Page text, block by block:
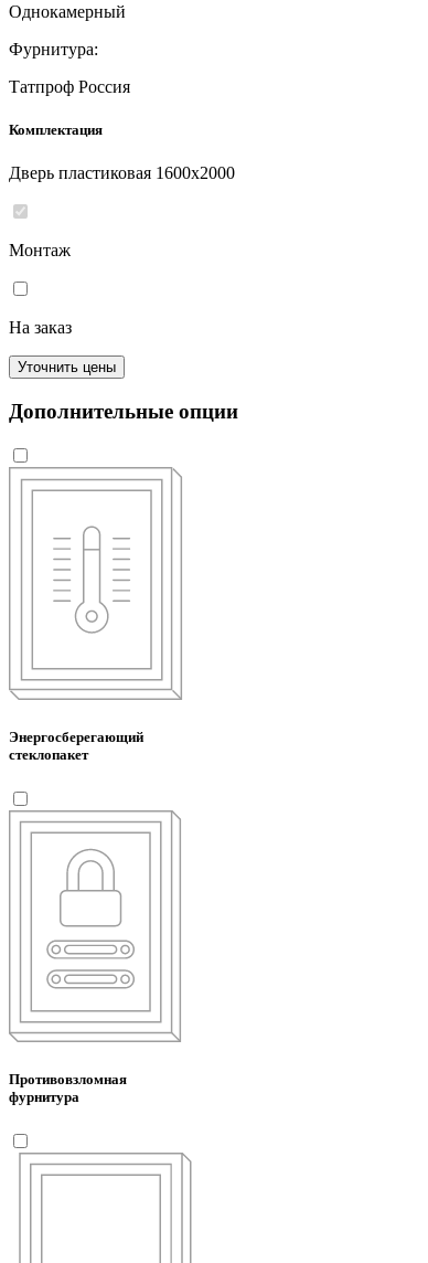
Однокамерный
Фурнитура:
Татпроф Россия
Комплектация
Дверь пластиковая 1600x2000
Монтаж
На заказ
Уточнить цены
Дополнительные опции
Энергосберегающий
стеклопакет
Противовзломная
фурнитура